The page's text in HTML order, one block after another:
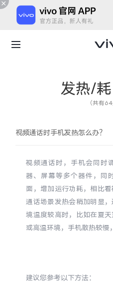
X300 E
S60
发热/
（共有
视频通话时手机发热怎么办？
视频通话时，手机会同时
器、屏幕等多个器件，同
面，增加运行功耗，相比
通话场景发热会稍加明显
境温度较高时，比如在夏
或高温环境，手机散热较慢
建议您参考以下方法：